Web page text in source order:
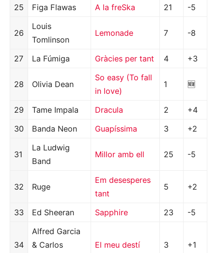
25 Figa Flawas A la freSka 21 -5
26
Louis
Tomlinson
Lemonade 7 -8
27 La Fúmiga Gràcies per tant 4 +3
28 Olivia Dean
So easy (To fall
in love)
1 🆕
29 Tame Impala Dracula 2
+4
30
Banda Neon Guapíssima 3 +2
31
La Ludwig
Band
Millor amb ell 25 -5
32 Ruge
Em desesperes
tant
5 +2
33 Ed Sheeran Sapphire 23 -5
34
Alfred Garcia
& Carlos
El meu destí 3 +1